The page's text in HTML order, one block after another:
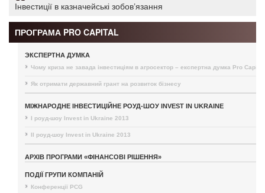
Інвестиції в казначейські зобов’язання
ПРОГРАМА PRO CAPITAL
ЭКСПЕРТНА ДУМКА
Чому криза не завада інвестиціям в агросектор – експертна думка Pro
Як отримати державний грант на розвиток бізнесу
МІЖНАРОДНЕ ІНВЕСТИЦІЙНЕ РОУД-ШОУ INVEST IN UKRAINE
I роуд-шоу Invest in Ukraine 2013
II роуд-шоу Invest in Ukraine 2013
АРХІВ ПРОГРАМИ «ФІНАНСОВІ РІШЕННЯ»
ПОДІЇ ГРУПИ КОМПАНІЙ
Конференції PCG